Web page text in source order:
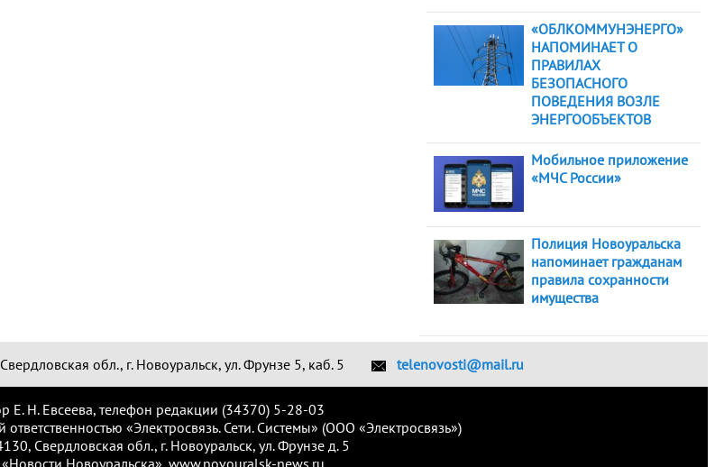
«ОБЛКОММУНЭНЕРГО»
НАПОМИНАЕТ О
ПРАВИЛАХ
БЕЗОПАСНОГО
ПОВЕДЕНИЯ ВОЗЛЕ
ЭНЕРГООБЪЕКТОВ
Мобильное приложение
«МЧС России»
Полиция Новоуральска
напоминает гражданам
правила сохранности
имущества
Свердловская обл., г. Новоуральск, ул. Фрунзе 5, каб. 5 telenovosti@mail.ru
Е. Н. Евсеева, телефон редакции (34370) 5-28-03
«Электросвязь. Сети. Системы» (ООО «Электросвязь»)
Свердловская обл., г. Новоуральск, ул. Фрунзе д. 5